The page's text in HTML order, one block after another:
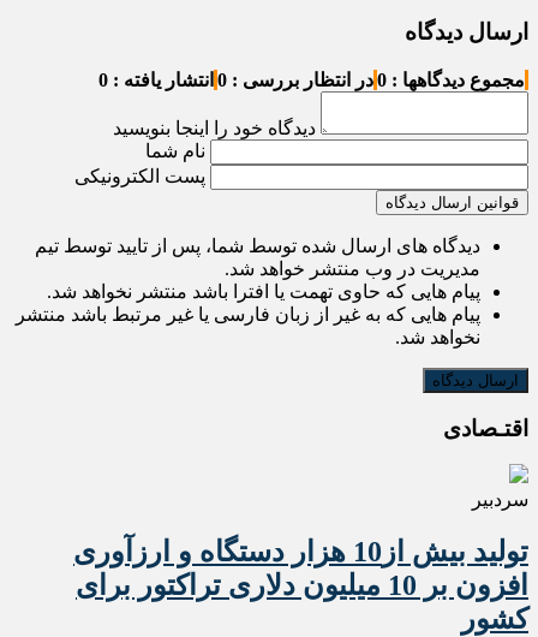
ارسال دیدگاه
مجموع دیدگاهها : 0 در انتظار بررسی : 0 انتشار یافته : 0
دیدگاه خود را اینجا بنویسید
نام شما
پست الکترونیکی
قوانین ارسال دیدگاه
دیدگاه های ارسال شده توسط شما، پس از تایید توسط تیم
مدیریت در وب منتشر خواهد شد.
پیام هایی که حاوی تهمت یا افترا باشد منتشر نخواهد شد.
پیام هایی که به غیر از زبان فارسی یا غیر مرتبط باشد منتشر
نخواهد شد.
اقتـصادی
سردبیر
تولید بیش از10 هزار دستگاه و ارزآوری
افزون بر 10 میلیون دلاری تراکتور برای
کشور